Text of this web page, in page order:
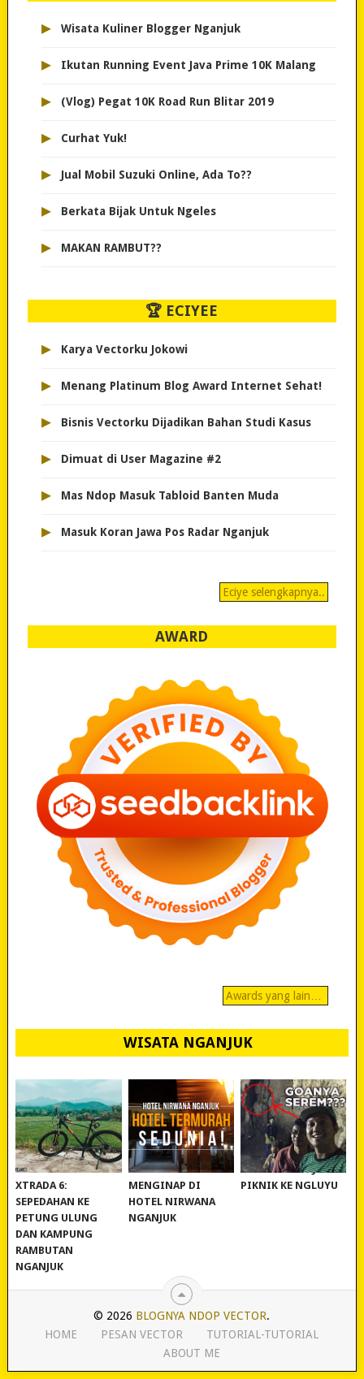
▸ Wisata Kuliner Blogger Nganjuk
▸ Ikutan Running Event Java Prime 10K Malang
▸ (Vlog) Pegat 10K Road Run Blitar 2019
▸ Curhat Yuk!
▸ Jual Mobil Suzuki Online, Ada To??
▸ Berkata Bijak Untuk Ngeles
▸ MAKAN RAMBUT??
🏆 ECIYEE
▸ Karya Vectorku Jokowi
▸ Menang Platinum Blog Award Internet Sehat!
▸ Bisnis Vectorku Dijadikan Bahan Studi Kasus
▸ Dimuat di User Magazine #2
▸ Mas Ndop Masuk Tabloid Banten Muda
▸ Masuk Koran Jawa Pos Radar Nganjuk
Eciye selengkapnya..
AWARD
Awards yang lain…
WISATA NGANJUK
REVIEW POLYGON
XTRADA 6:
SEPEDAHAN KE
PETUNG ULUNG
DAN KAMPUNG
RAMBUTAN
NGANJUK
MURAH BANGET!
MENGINAP DI
HOTEL NIRWANA
NGANJUK
WISATA NGANJUK:
PIKNIK KE NGLUYU
© 2026 BLOGNYA NDOP VECTOR.
HOME
PESAN VECTOR
TUTORIAL-TUTORIAL
ABOUT ME